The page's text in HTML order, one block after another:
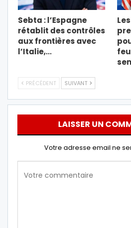
Sebta : l’Espagne
rétablit des contrôles
aux frontières avec
l’Italie,…
PRÉCÉDENT SUIVANT
LAISSER UN
Votre adresse email ne